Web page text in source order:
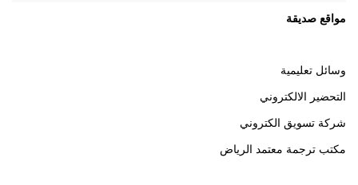
مواقع صديقة
وسائل تعليمية
التحضير الالكتروني
شركة تسويق الكتروني
مكتب ترجمة معتمد الرياض